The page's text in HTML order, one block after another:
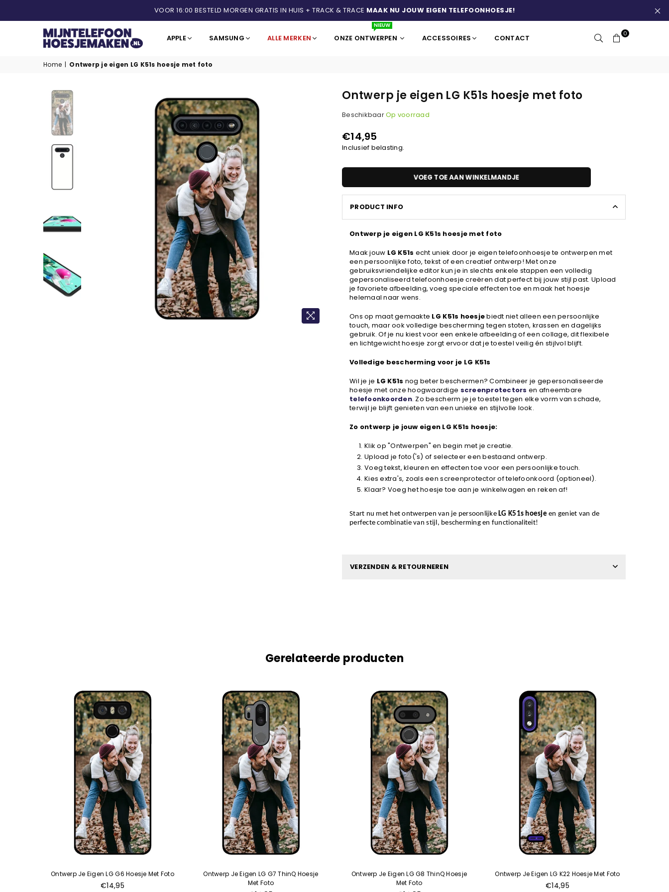
VOOR 16:00 BESTELD MORGEN GRATIS IN HUIS + TRACK & TRACE MAAK NU JOUW EIGEN TELEFOONHOESJE!
MIJNTELEFOONHOESJEMAKEN.NL
APPLE SAMSUNG ALLE MERKEN ONZE ONTWERPEN
NIEUW
ACCESSOIRES CONTACT 0
Home | Ontwerp je eigen LG K51s hoesje met foto
Ontwerp je eigen LG K51s hoesje met foto
BeschikbaarOp voorraad
Normale
prijs
€14,95
Inclusief belasting.
VOEG TOE AAN WINKELMANDJE
PRODUCT INFO
Ontwerp je eigen LG K51s hoesje met foto
Maak jouw LG K51s echt uniek door je eigen telefoonhoesje te ontwerpen met
een persoonlijke foto, tekst of een creatief ontwerp! Met onze
gebruiksvriendelijke editor kun je in slechts enkele stappen een volledig
gepersonaliseerd telefoonhoesje creëren dat perfect bij jouw stijl past. Upload
je favoriete afbeelding, voeg speciale effecten toe en maak het hoesje
helemaal naar wens.
Ons op maat gemaakte LG K51s hoesjebiedt niet alleen een persoonlijke
touch, maar ook volledige bescherming tegen stoten, krassen en dagelijks
gebruik. Of je nu kiest voor een enkele afbeelding of een collage, dit flexibele
en lichtgewicht hoesje zorgt ervoor dat je toestel veilig én stijlvol blijft.
Volledige bescherming voor je LG K51s
Wil je je LG K51s nog beter beschermen? Combineer je gepersonaliseerde
hoesje met onze hoogwaardige screenprotectors en afneembare
telefoonkoorden. Zo bescherm je je toestel tegen elke vorm van schade,
terwijl je blijft genieten van een unieke en stijlvolle look.
Zo ontwerp je jouw eigen LG K51s hoesje:
Klik op "Ontwerpen" en begin met je creatie.
Upload je foto('s) of selecteer een bestaand ontwerp.
Voeg tekst, kleuren en effecten toe voor een persoonlijke touch.
Kies extra's, zoals een screenprotector of telefoonkoord (optioneel).
Klaar? Voeg het hoesje toe aan je winkelwagen en reken af!
Start nu met het ontwerpen van je persoonlijkeLG K51s hoesje en geniet van de
perfecte combinatie van stijl, bescherming en functionaliteit!
VERZENDEN & RETOURNEREN
Gerelateerde producten
Ontwerp Je Eigen LG G6 Hoesje Met Foto
€14,95
Ontwerp Je Eigen LG G7 ThinQ Hoesje
Met Foto
Ontwerp Je Eigen LG G8 ThinQ Hoesje
Met Foto
Ontwerp Je Eigen LG K22 Hoesje Met Foto
Normale
€14,95